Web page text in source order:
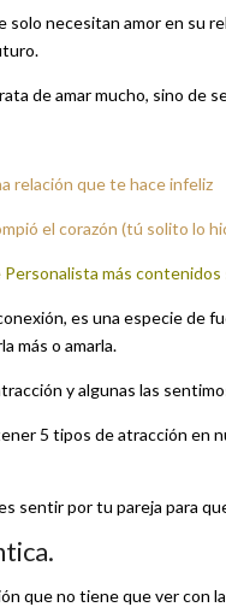
solo necesitan amor en su
de amar mucho, sino
relación que te hace infeliz
el corazón (tú solito lo
Personalista más contenidos
es una especie de
más o amarla.
y algunas las
5 tipos de atracción en
sentir por tu pareja para
que no tiene que ver con